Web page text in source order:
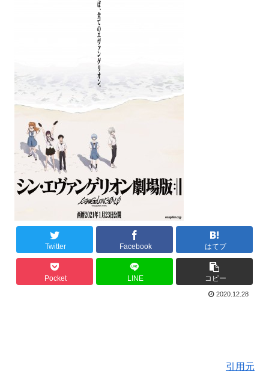
Twitter Facebook はてブ
Pocket LINE コピー
2020.12.28
引用元